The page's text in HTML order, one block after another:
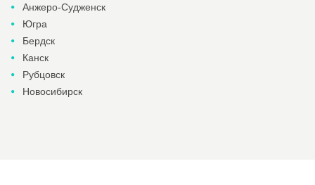
Анжеро-Судженск
Югра
Бердск
Канск
Рубцовск
Новосибирск